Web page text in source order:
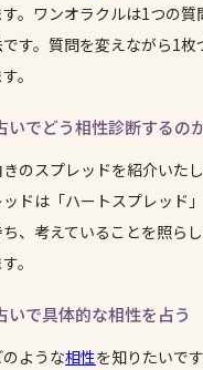
。ワンオラクルは1つの
す。質問を変えながら1枚
。
いでどう相性診断するの
のスプレッドを紹介いたし
ッドは「ハートスプレッド
、考えていることを照ら
。
いで具体的な相性を占う
ような相性を知りたいで